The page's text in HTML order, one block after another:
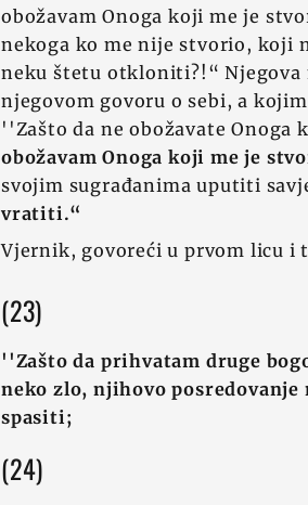
obožavam Onoga koji me je
nekoga ko me nije stvorio, koji
neku štetu otkloniti?!“ Njegova
njegovom govoru o sebi, a
''Zašto da ne obožavate Onoga
obožavam Onoga koji me je
svojim sugrađanima uputiti
vratiti.“
Vjernik, govoreći u prvom licu i
(23)
''Zašto da prihvatam druge
neko zlo, njihovo
spasiti;
(24)